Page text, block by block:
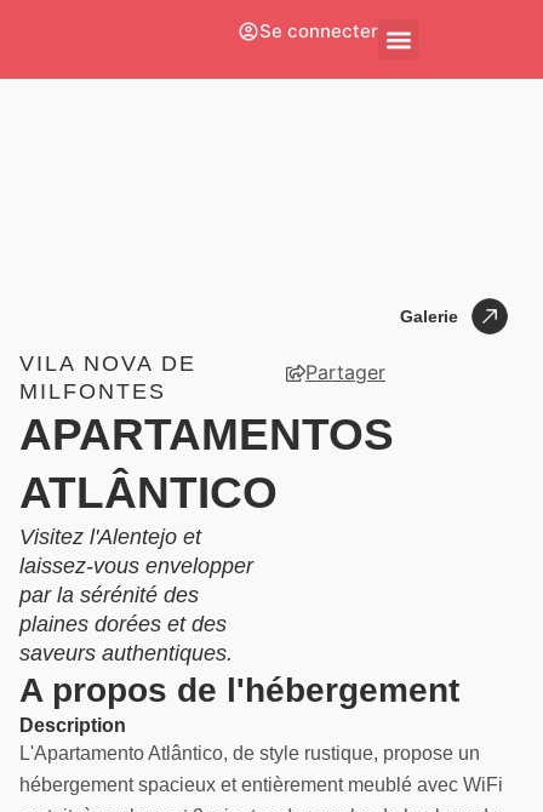
Se connecter
Galerie
VILA NOVA DE
MILFONTES
APARTAMENTOS
ATLÂNTICO
Visitez l'Alentejo et
laissez-vous envelopper
par la sérénité des
plaines dorées et des
saveurs authentiques.
Partager
A propos de l'hébergement
Description
L'Apartamento Atlântico, de style rustique, propose un
hébergement spacieux et entièrement meublé avec WiFi